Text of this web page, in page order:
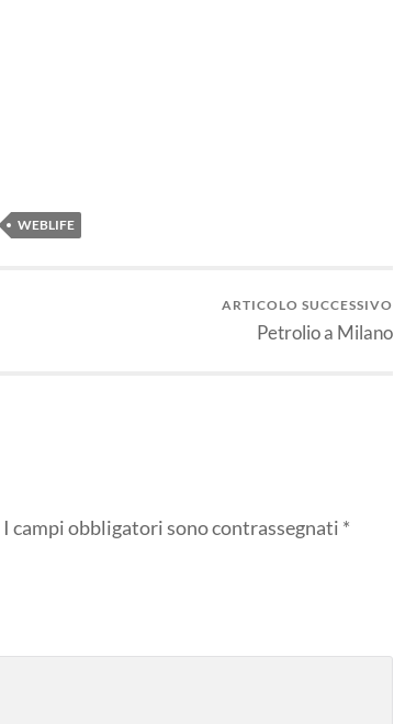
WEBLIFE
ARTICOLO SUCCESSIVO
Petrolio a Milano
I campi obbligatori sono contrassegnati *